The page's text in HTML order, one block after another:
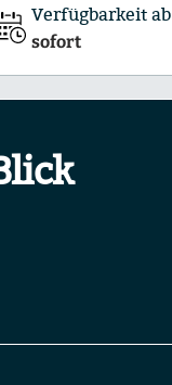
Verfügbarkeit ab
sofort